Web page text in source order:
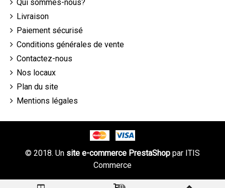
Qui sommes-nous?
Livraison
Paiement sécurisé
Conditions générales de vente
Contactez-nous
Nos locaux
Plan du site
Mentions légales
© 2018. Un site e-commerce PrestaShop par ITIS
Commerce